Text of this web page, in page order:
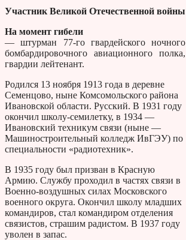
Участник Великой Отечественной войны
На момент гибели
— штурман 77-го гвардейского ночного
бомбардировочного авиационного полка,
гвардии лейтенант.
Родился 13 ноября 1913 года в деревне
Семенцово, ныне Комсомольского района
Ивановской области. Русский. В 1931 году
окончил школу-семилетку, в 1934 —
Ивановский техникум связи (ныне —
Машиностроительный колледж ИвГЭУ) по
специальности «радиотехник».
В 1935 году был призван в Красную
Армию. Службу проходил в частях связи в
Военно-воздушных силах Московского
военного округа. Окончил школу младших
командиров, стал командиром отделения
связистов, страшим радистом. В 1937 году
уволен в запас.